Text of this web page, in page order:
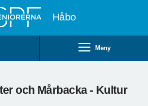
Håbo
Meny
och Mårbacka - Kultur